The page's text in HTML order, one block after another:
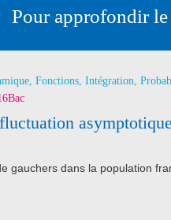
Pour approfondir le
Fonctions, Intégration,
Bac
gauchers dans la population